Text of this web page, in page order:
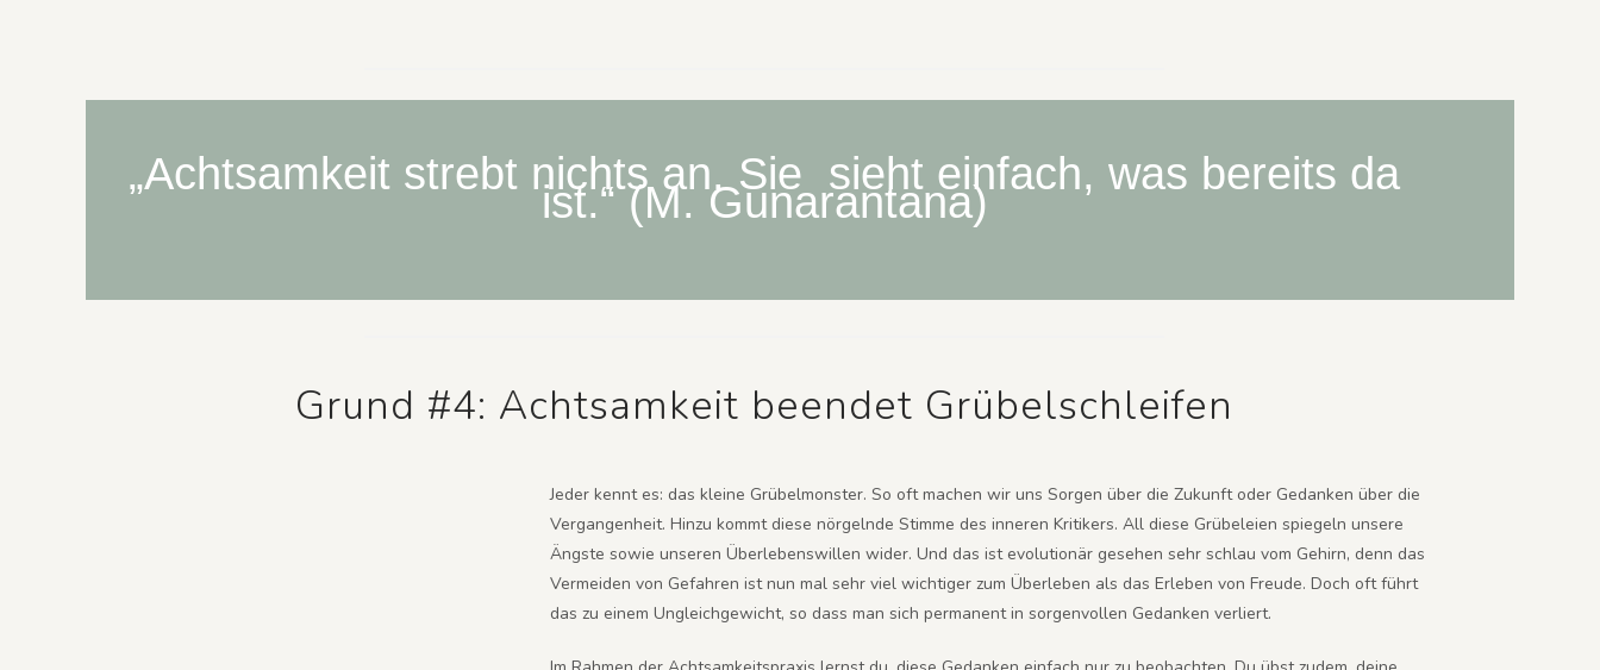
„Achtsamkeit strebt nichts an. Sie sieht einfach, was bereits da
ist.“ (M. Gunarantana)
Grund #4: Achtsamkeit beendet Grübelschleifen
Jeder kennt es: das kleine Grübelmonster. So oft machen wir uns Sorgen über die Zukunft oder Gedanken über die
Vergangenheit. Hinzu kommt diese nörgelnde Stimme des inneren Kritikers. All diese Grübeleien spiegeln unsere
Ängste sowie unseren Überlebenswillen wider. Und das ist evolutionär gesehen sehr schlau vom Gehirn, denn das
Vermeiden von Gefahren ist nun mal sehr viel wichtiger zum Überleben als das Erleben von Freude. Doch oft führt
das zu einem Ungleichgewicht, so dass man sich permanent in sorgenvollen Gedanken verliert.